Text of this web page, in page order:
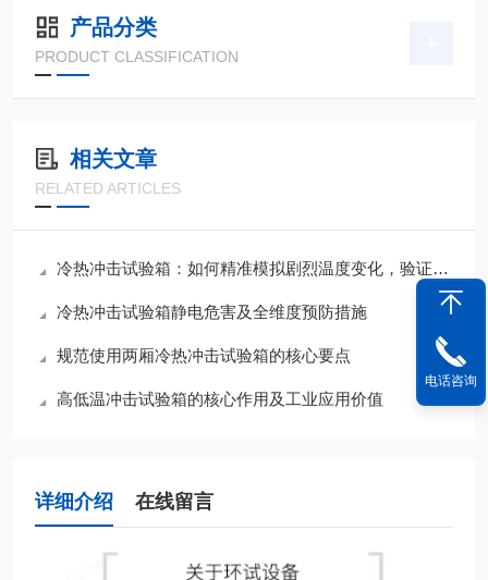
产品分类
PRODUCT CLASSIFICATION
相关文章
RELATED ARTICLES
冷热冲击试验箱：如何精准模拟剧烈温度变化，验证产品可靠性？
冷热冲击试验箱静电危害及全维度预防措施
规范使用两厢冷热冲击试验箱的核心要点
高低温冲击试验箱的核心作用及工业应用价值
详细介绍 在线留言
电话咨询